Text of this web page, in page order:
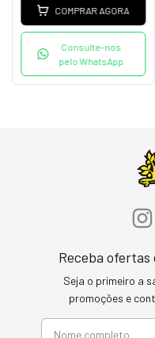
COMPRAR AGORA
Consulte-nos
pelo WhatsApp
Receba ofertas
Seja o primeiro a
promoções e